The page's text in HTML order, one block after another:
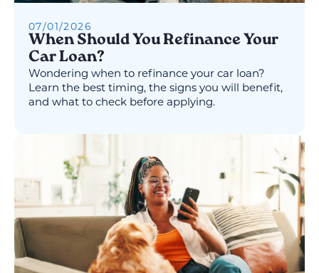
07/01/2026
When Should You Refinance Your
Car Loan?
Wondering when to refinance your car loan?
Learn the best timing, the signs you will benefit,
and what to check before applying.